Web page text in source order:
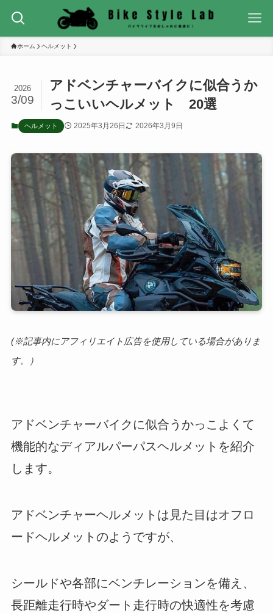
ホーム ヘルメット
アドベンチャーバイクに似合うか
っこいいヘルメット 20選
2026
3/09
ヘルメット 2025年3月26日 2026年3月9日
(※記事内にアフィリエイト広告を使用している場合がありま
す。）
アドベンチャーバイクに似合うかっこよくて
機能的なディアルパーパスヘルメットを紹介
します。
アドベンチャーヘルメットは見た目はオフロ
ードヘルメットのようですが、
シールドや各部にベンチレーションを備え、
長距離走行時やダート走行時の快適性を考慮